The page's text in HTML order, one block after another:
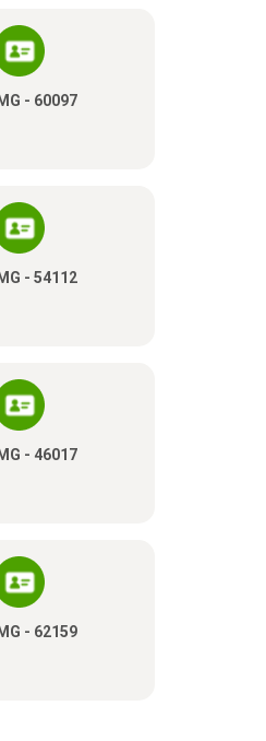
- 60097
- 54112
- 46017
- 62159